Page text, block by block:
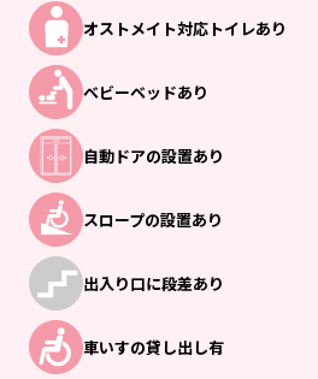
オストメイト対応トイレあり
ベビーベッドあり
自動ドアの設置あり
スロープの設置あり
出入り口に段差あり
車いすの貸し出し有